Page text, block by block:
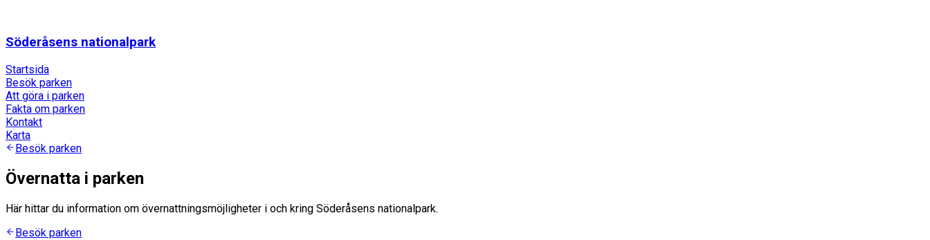
Söderåsens nationalpark
Startsida
Besök parken
Att göra i parken
Fakta om parken
Kontakt
Karta
Besök parken
Övernatta i parken
Här hittar du information om övernattningsmöjligheter i och kring Söderåsens nationalpark.
Besök parken